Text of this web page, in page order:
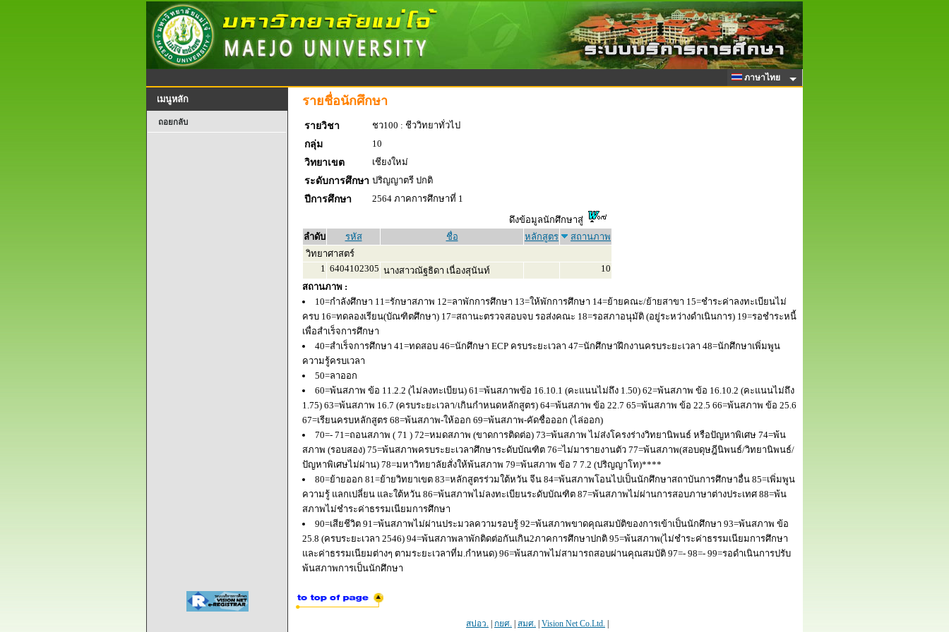
ภาษาไทย
เมนูหลัก
ถอยกลับ
รายชื่อนักศึกษา
รายวิชา
ชว100 : ชีววิทยาทั่วไป
กลุ่ม
10
วิทยาเขต
เชียงใหม่
ระดับการศึกษา ปริญญาตรี ปกติ
ปีการศึกษา
2564 ภาคการศึกษาที่ 1
ดึงข้อมูลนักศึกษาสู่
ลำดับ
รหัส ชื่อ หลักสูตร
สถานภาพ
วิทยาศาสตร์
1 6404102305 นางสาวณัฐธิดา เนื่องสุนันท์
10
สถานภาพ :
10=กำลังศึกษา 11=รักษาสภาพ 12=ลาพักการศึกษา 13=ให้พักการศึกษา 14=ย้ายคณะ/ย้ายสาขา 15=ชำระค่าลงทะเบียนไม่
ครบ 16=ทดลองเรียน(บัณฑิตศึกษา) 17=สถานะตรวจสอบจบ รอส่งคณะ 18=รอสภาอนุมัติ (อยู่ระหว่างดำเนินการ) 19=รอชำระหนี้
เพื่อสำเร็จการศึกษา
40=สำเร็จการศึกษา 41=ทดสอบ 46=นักศึกษา ECP ครบระยะเวลา 47=นักศึกษาฝึกงานครบระยะเวลา 48=นักศึกษาเพิ่มพูน
ความรู้ครบเวลา
50=ลาออก
60=พ้นสภาพ ข้อ 11.2.2 (ไม่ลงทะเบียน) 61=พ้นสภาพข้อ 16.10.1 (คะแนนไม่ถึง 1.50) 62=พ้นสภาพ ข้อ 16.10.2 (คะแนนไม่ถึง
1.75) 63=พ้นสภาพ 16.7 (ครบระยะเวลา/เกินกำหนดหลักสูตร) 64=พ้นสภาพ ข้อ 22.7 65=พ้นสภาพ ข้อ 22.5 66=พ้นสภาพ ข้อ 25.6
67=เรียนครบหลักสูตร 68=พ้นสภาพ-ให้ออก 69=พ้นสภาพ-คัดชื่อออก (ไล่ออก)
70=- 71=ถอนสภาพ ( 71 ) 72=หมดสภาพ (ขาดการติดต่อ) 73=พ้นสภาพ ไม่ส่งโครงร่างวิทยานิพนธ์ หรือปัญหาพิเศษ 74=พ้น
สภาพ (รอบสอง) 75=พ้นสภาพครบระยะเวลาศึกษาระดับบัณฑิต 76=ไม่มารายงานตัว 77=พ้นสภาพ(สอบดุษฎีนิพนธ์/วิทยานิพนธ์/
ปัญหาพิเศษไม่ผ่าน) 78=มหาวิทยาลัยสั่งให้พ้นสภาพ 79=พ้นสภาพ ข้อ 7 7.2 (ปริญญาโท)****
80=ย้ายออก 81=ย้ายวิทยาเขต 83=หลักสูตรร่วมใต้หวัน จีน 84=พ้นสภาพโอนไปเป็นนักศึกษาสถาบันการศึกษาอื่น 85=เพิ่มพูน
ความรู้ แลกเปลี่ยน และใต้หวัน 86=พ้นสภาพไม่ลงทะเบียนระดับบัณฑิต 87=พ้นสภาพไม่ผ่านการสอบภาษาต่างประเทศ 88=พ้น
สภาพไม่ชำระค่าธรรมเนียมการศึกษา
90=เสียชีวิต 91=พ้นสภาพไม่ผ่านประมวลความรอบรู้ 92=พ้นสภาพขาดคุณสมบัติของการเข้าเป็นนักศึกษา 93=พ้นสภาพ ข้อ
25.8 (ครบระยะเวลา 2546) 94=พ้นสภาพลาพักติดต่อกันเกิน2ภาคการศึกษาปกติ 95=พ้นสภาพ(ไม่ชำระค่าธรรมเนียมการศึกษา
และค่าธรรมเนียมต่างๆ ตามระยะเวลาที่ม.กำหนด) 96=พ้นสภาพไม่สามารถสอบผ่านคุณสมบัติ 97=- 98=- 99=รอดำเนินการปรับ
พ้นสภาพการเป็นนักศึกษา
สปอว. กยศ. สมศ. Vision Net Co.Ltd.